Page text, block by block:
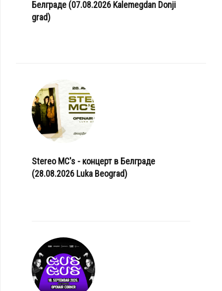
Белграде (07.08.2026 Kalemegdan Donji
grad)
Stereo MC's - концерт в Белграде
(28.08.2026 Luka Beograd)